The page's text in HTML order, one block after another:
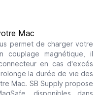
Mac
permet de charger votre
couplage magnétique, il
en cas d'excés
la durée de vie des
Mac. SB Supply propose
disponibles dans